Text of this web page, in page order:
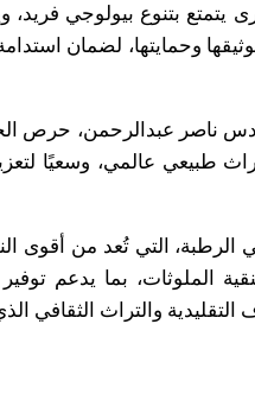
بتنوع بيولوجي فريد،
وحمايتها، لضمان
ناصر عبدالرحمن، حرص
طبيعي عالمي، وسعيًا
الرطبة، التي تُعد من أقوى
الملوثات، بما يدعم
والتراث الثقافي